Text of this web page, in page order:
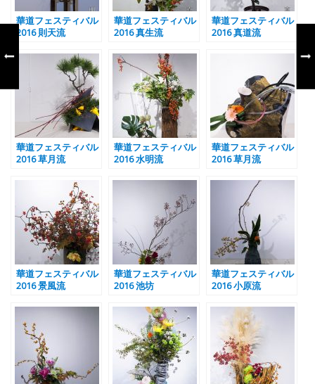
華道フェスティバル
2016 則天流
華道フェスティバル
2016 真生流
華道フェスティバル
2016 真道流
華道フェスティバル
2016 草月流
華道フェスティバル
2016 水明流
華道フェスティバル
2016 草月流
華道フェスティバル
2016 景風流
華道フェスティバル
2016 池坊
華道フェスティバル
2016 小原流